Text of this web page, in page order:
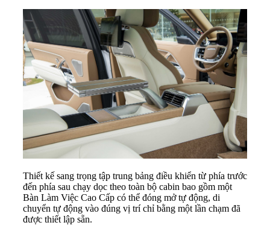
Thiết kế sang trọng tập trung bảng điều khiển từ phía trước
đến phía sau chạy dọc theo toàn bộ cabin bao gồm một
Bàn Làm Việc Cao Cấp có thể đóng mở tự động, di
chuyển tự động vào đúng vị trí chỉ bằng một lần chạm đã
được thiết lập sẵn.